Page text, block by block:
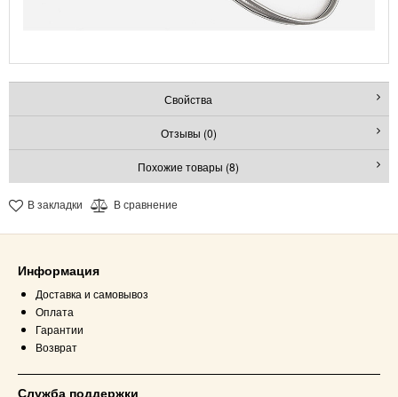
Свойства
Отзывы (0)
Похожие товары (8)
В закладки В сравнение
Информация
Доставка и самовывоз
Оплата
Гарантии
Возврат
Служба поддержки